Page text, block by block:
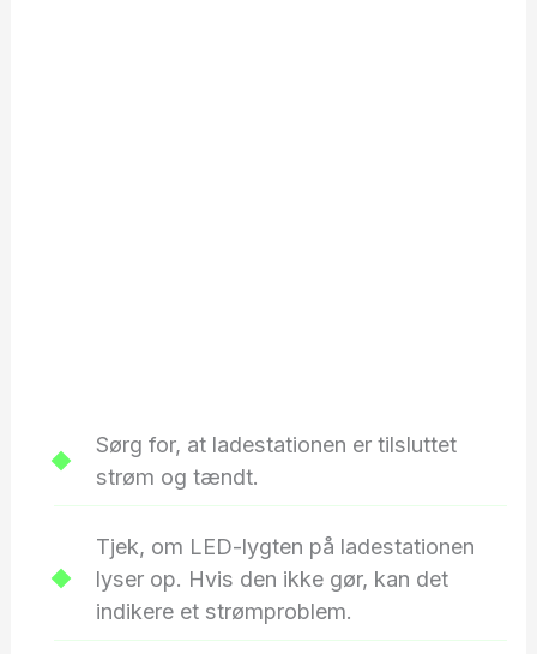
Sørg for, at ladestationen er tilsluttet
strøm og tændt.
Tjek, om LED-lygten på ladestationen
lyser op. Hvis den ikke gør, kan det
indikere et strømproblem.